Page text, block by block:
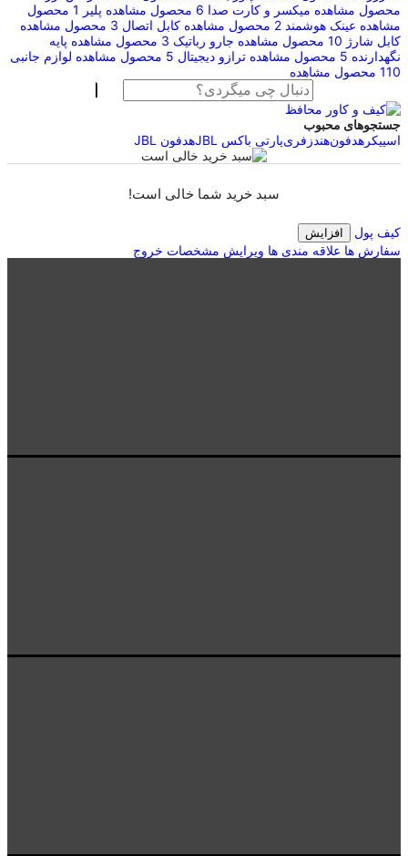
محصول مشاهده میکسر و کارت صدا 6 محصول مشاهده پلیر 1 محصول
مشاهده عینک هوشمند 2 محصول مشاهده کابل اتصال 3 محصول
مشاهده
کابل شارژ 10 محصول مشاهده جارو رباتیک 3 محصول مشاهده پایه
نگهدارنده 5 محصول مشاهده ترازو دیجیتال 5 محصول مشاهده لوازم جانبی
110 محصول
مشاهده
جستجوهای محبوب
اسپیکر هدفونهندزفریپارتی باکس JBL هدفون JBL
سبد خرید شما خالی است!
کیف پول افزایش
سفارش ها علاقه مندی ها ویرایش مشخصات خروج